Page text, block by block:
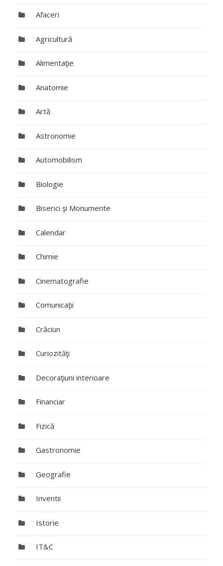
Afaceri
Agricultură
Alimentaţie
Anatomie
Artă
Astronomie
Automobilism
Biologie
Biserici şi Monumente
Calendar
Chimie
Cinematografie
Comunicaţii
Crăciun
Curiozităţi
Decoraţiuni interioare
Financiar
Fizică
Gastronomie
Geografie
Inventii
Istorie
IT&C